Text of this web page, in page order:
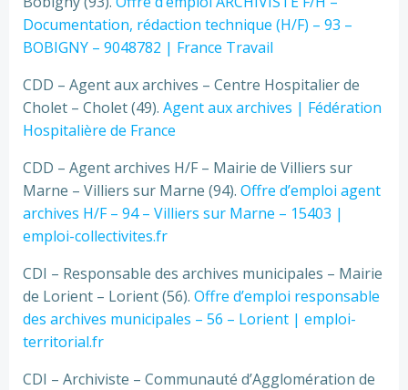
Documentation, rédaction technique (H/F) – 93 –
BOBIGNY – 9048782 | France Travail
CDD – Agent aux archives – Centre Hospitalier de
Cholet – Cholet (49). Agent aux archives | Fédération
Hospitalière de France
CDD – Agent archives H/F – Mairie de Villiers sur
Marne – Villiers sur Marne (94). Offre d’emploi agent
archives H/F – 94 – Villiers sur Marne – 15403 |
emploi-collectivites.fr
CDI – Responsable des archives municipales – Mairie
de Lorient – Lorient (56). Offre d’emploi responsable
des archives municipales – 56 – Lorient | emploi-
territorial.fr
CDI – Archiviste – Communauté d’Agglomération de